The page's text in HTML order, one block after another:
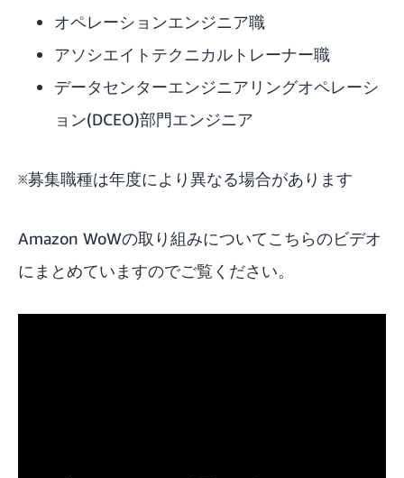
オペレーションエンジニア職
アソシエイトテクニカルトレーナー職
データセンターエンジニアリングオペレーシ
ョン(DCEO)部門エンジニア
※募集職種は年度により異なる場合があります
Amazon WoWの取り組みについてこちらのビデオ
にまとめていますのでご覧ください。